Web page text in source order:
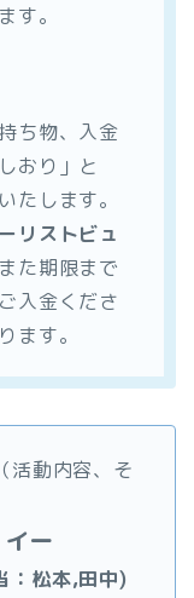
す。
ち物、入金
おり」と
たします。
リストビュ
た期限まで
入金くださ
ます。
（活動内容、そ
ー
：松本,田中)